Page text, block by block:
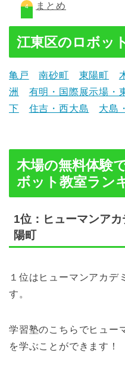
まとめ
江東区のロボッ
亀戸 南砂町 東陽町
洲
有明・国際展示場・
下
住吉・西大島 大島
木場の無料体験
ボット教室ラン
1位：ヒューマンア
陽町
１位はヒューマンアカ
す。
学習塾のこちらでヒュー
を学ぶことができます！